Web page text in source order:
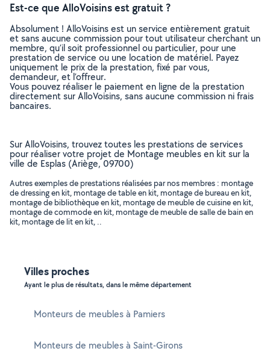
Est-ce que AlloVoisins est gratuit ?
Absolument ! AlloVoisins est un service entièrement gratuit
et sans aucune commission pour tout utilisateur cherchant un
membre, qu’il soit professionnel ou particulier, pour une
prestation de service ou une location de matériel. Payez
uniquement le prix de la prestation, fixé par vous,
demandeur, et l’offreur.
Vous pouvez réaliser le paiement en ligne de la prestation
directement sur AlloVoisins, sans aucune commission ni frais
bancaires.
Sur AlloVoisins, trouvez toutes les prestations de services
pour réaliser votre projet de Montage meubles en kit sur la
ville de Esplas (Ariège, 09700)
Autres exemples de prestations réalisées par nos membres : montage
de dressing en kit, montage de table en kit, montage de bureau en kit,
montage de bibliothèque en kit, montage de meuble de cuisine en kit,
montage de commode en kit, montage de meuble de salle de bain en
kit, montage de lit en kit, ..
Villes proches
Ayant le plus de résultats, dans le même département
Monteurs de meubles à Pamiers
Monteurs de meubles à Saint-Girons